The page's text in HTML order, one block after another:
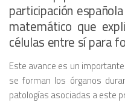
participación
matemático que
células entre sí para
Este avance es un
se forman los órganos
patologías asociadas a este